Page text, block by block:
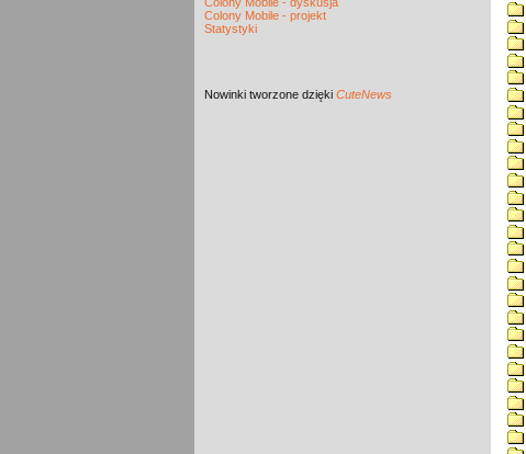
Colony Mobile - projekt
Statystyki
Nowinki tworzone dzięki CuteNews